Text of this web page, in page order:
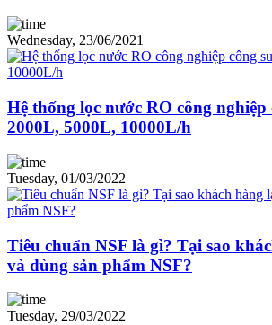
Wednesday, 23/06/2021
Hệ thống lọc nước RO công nghiệp
2000L, 5000L, 10000L/h
Tuesday, 01/03/2022
Tiêu chuẩn NSF là gì? Tại sao
và dùng sản phẩm NSF?
Tuesday, 29/03/2022